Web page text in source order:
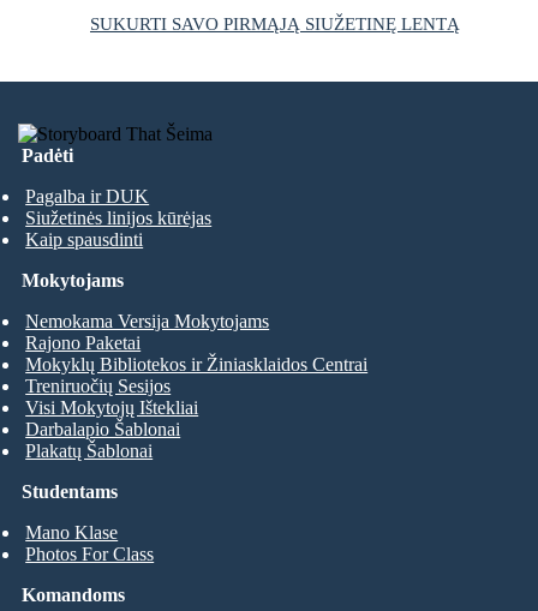
SUKURTI SAVO PIRMĄJĄ SIUŽETINĘ LENTĄ
Padėti
Pagalba ir DUK
Siužetinės linijos kūrėjas
Kaip spausdinti
Studentams
Mano Klase
Photos For Class
Mokytojams
Nemokama Versija Mokytojams
Rajono Paketai
Mokyklų Bibliotekos ir Žiniasklaidos Centrai
Treniruočių Sesijos
Visi Mokytojų Ištekliai
Darbalapio Šablonai
Plakatų Šablonai
Komandoms